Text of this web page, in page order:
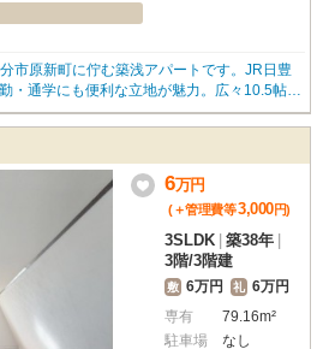
市原新町に佇む築浅アパートです。JR日豊
・通学にも便利な立地が魅力。広々10.5帖の
しや小さなお子様のいるご家庭にぴった
過ごしいただけます。東向きバルコニーか
毎日を演出してくれますよ。インターネット
っ越し後すぐに快適な生活がスタート！バ
乾燥機、追い焚き風呂と水回り設備も充実。
、収納も安心。徒歩3分圏内にコンビニや銀
ーヒーも。日岡小学校まで徒歩9分、ひおか
嬉しい環境です。初期費用を抑えたい方に
円でご利用いただけます（空き要確認）。
6万円
(＋管理費等3,000円)
3SLDK 築38年
3階/3階建
敷 6万円 礼 6万円
専有
79.16m²
駐車場
なし